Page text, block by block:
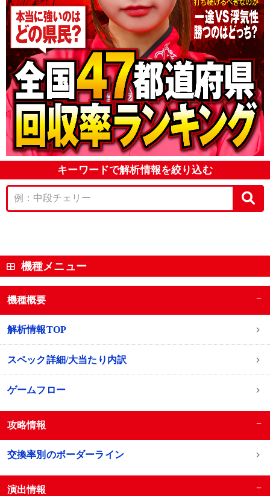
キーワードで解析情報を絞り込む
機種メニュー
機種概要 −
解析情報TOP
スペック詳細/大当たり内訳
ゲームフロー
攻略情報 −
交換率別のボーダーライン
演出情報 −